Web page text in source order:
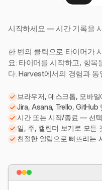
시작하세요 — 시간 기록을
한 번의 클릭으로 타이머가
요: 타이머를 시작하고, 항목
다. Harvest에서의 경험과 동
브라우저, 데스크톱, 모바
Jira, Asana, Trello, GitHub
시간 또는 시작/종료 — 선
일, 주, 캘린더 보기로 모든
친절한 알림으로 빠뜨리는